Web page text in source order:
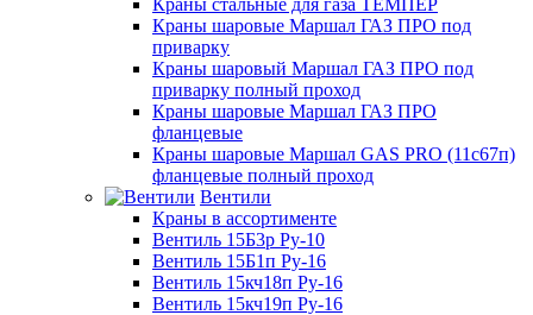
Краны шаровые Маршал ГАЗ ПРО под
приварку
Краны шаровый Маршал ГАЗ ПРО под
приварку полный проход
Краны шаровые Маршал ГАЗ ПРО
фланцевые
Краны шаровые Маршал GAS PRO (11с67п)
фланцевые полный проход
Вентили
Краны в ассортименте
Вентиль 15Б3р Ру-10
Вентиль 15Б1п Ру-16
Вентиль 15кч18п Ру-16
Вентиль 15кч19п Ру-16